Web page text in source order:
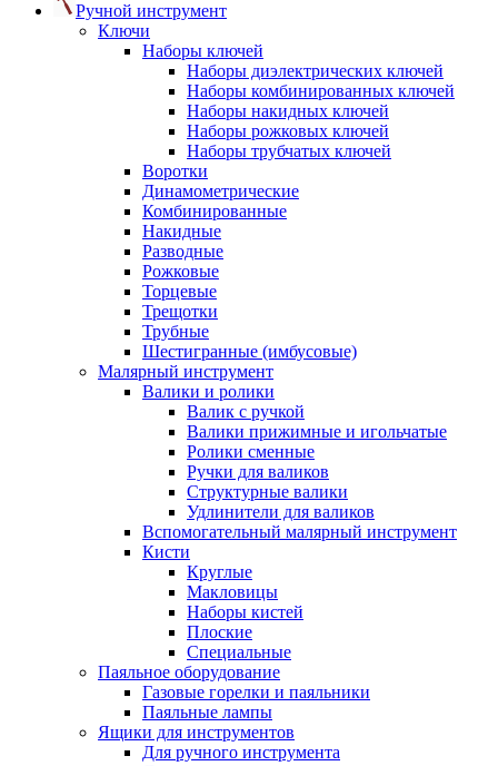
Ручной инструмент
Ключи
Наборы ключей
Наборы диэлектрических ключей
Наборы комбинированных ключей
Наборы накидных ключей
Наборы рожковых ключей
Наборы трубчатых ключей
Воротки
Динамометрические
Комбинированные
Накидные
Разводные
Рожковые
Торцевые
Трещотки
Трубные
Шестигранные (имбусовые)
Малярный инструмент
Валики и ролики
Валик с ручкой
Валики прижимные и игольчатые
Ролики сменные
Ручки для валиков
Структурные валики
Удлинители для валиков
Вспомогательный малярный инструмент
Кисти
Круглые
Макловицы
Наборы кистей
Плоские
Специальные
Паяльное оборудование
Газовые горелки и паяльники
Паяльные лампы
Ящики для инструментов
Для ручного инструмента